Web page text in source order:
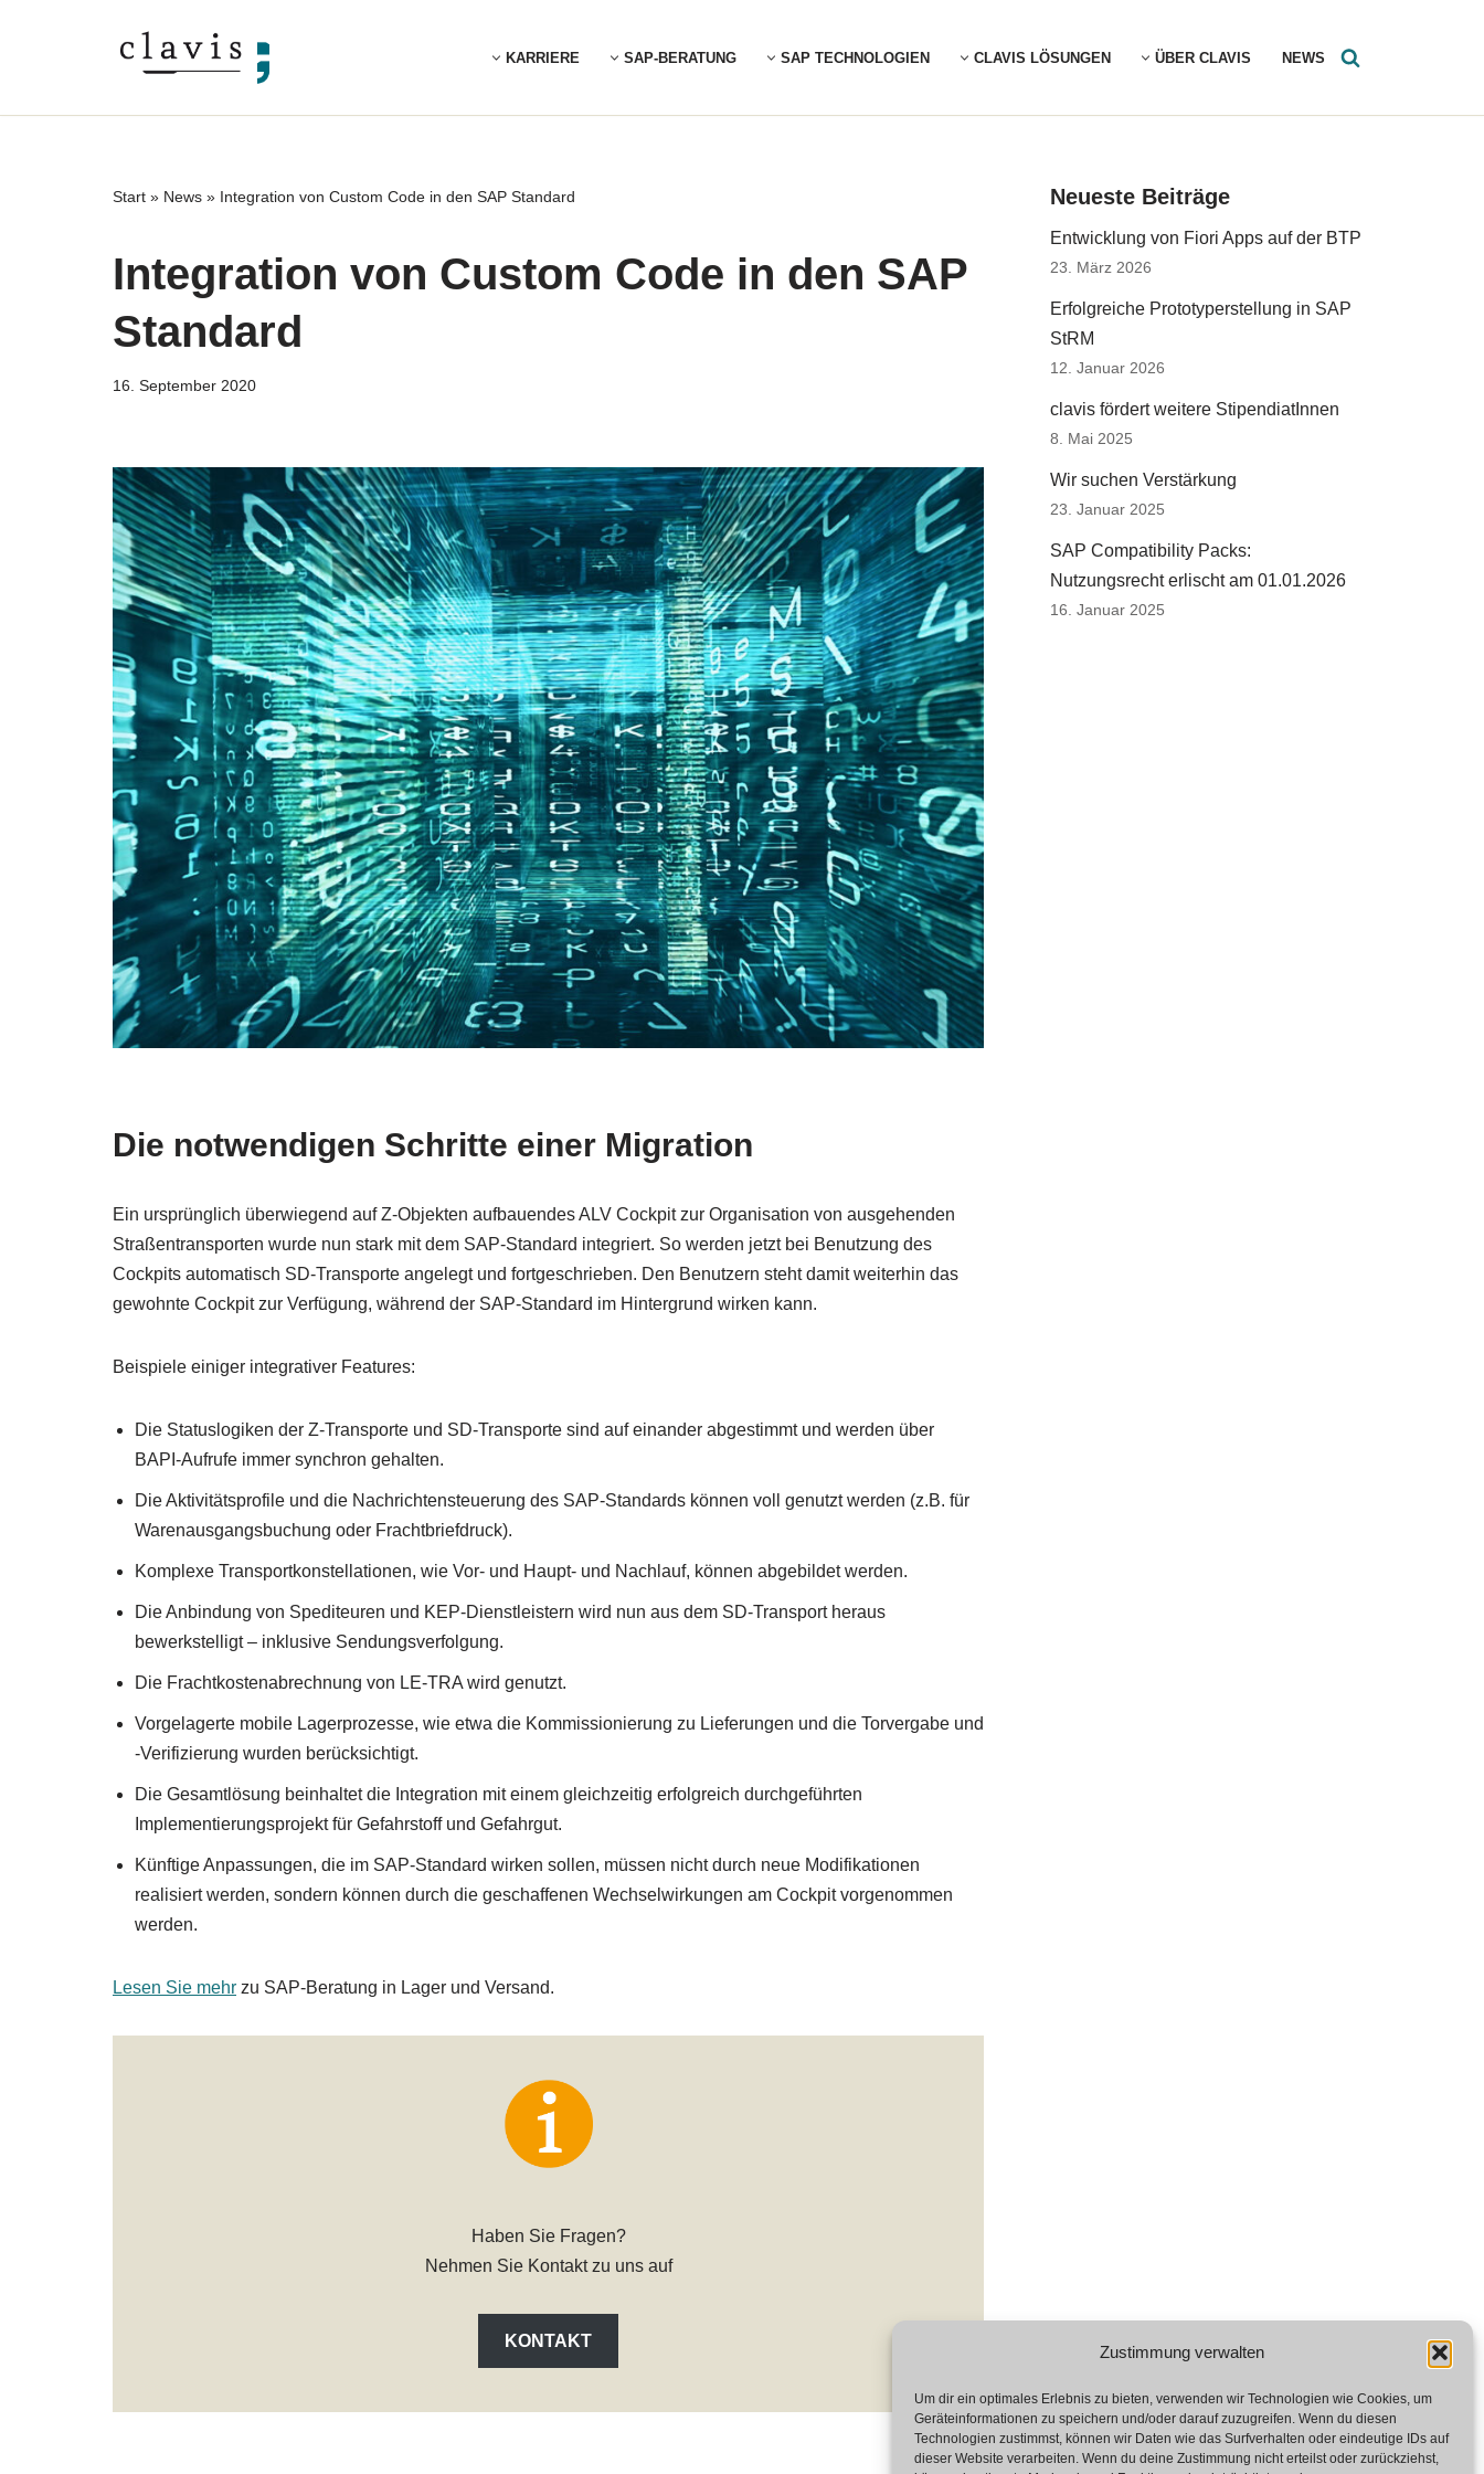
Zustimmung verwalten
Um dir ein optimales Erlebnis zu bieten, verwenden wir Technologien wie Cookies, um
Geräteinformationen zu speichern und/oder darauf zuzugreifen. Wenn du diesen
Technologien zustimmst, können wir Daten wie das Surfverhalten oder eindeutige IDs auf
dieser Website verarbeiten. Wenn du deine Zustimmung nicht erteilst oder zurückziehst,
springen
KARRIERE SAP-BERATUNG SAP TECHNOLOGIEN CLAVIS LÖSUNGEN ÜBER CLAVIS NEWS
Start » News » Integration von Custom Code in den SAP Standard
Integration von Custom Code in den SAP
Standard
16. September 2020
Die notwendigen Schritte einer Migration
Ein ursprünglich überwiegend auf Z-Objekten aufbauendes ALV Cockpit zur Organisation von ausgehenden
Straßentransporten wurde nun stark mit dem SAP-Standard integriert. So werden jetzt bei Benutzung des
Cockpits automatisch SD-Transporte angelegt und fortgeschrieben. Den Benutzern steht damit weiterhin das
gewohnte Cockpit zur Verfügung, während der SAP-Standard im Hintergrund wirken kann.
Beispiele einiger integrativer Features:
Die Statuslogiken der Z-Transporte und SD-Transporte sind auf einander abgestimmt und werden über
BAPI-Aufrufe immer synchron gehalten.
Die Aktivitätsprofile und die Nachrichtensteuerung des SAP-Standards können voll genutzt werden (z.B. für
Warenausgangsbuchung oder Frachtbriefdruck).
Komplexe Transportkonstellationen, wie Vor- und Haupt- und Nachlauf, können abgebildet werden.
Die Anbindung von Spediteuren und KEP-Dienstleistern wird nun aus dem SD-Transport heraus
bewerkstelligt – inklusive Sendungsverfolgung.
Die Frachtkostenabrechnung von LE-TRA wird genutzt.
Vorgelagerte mobile Lagerprozesse, wie etwa die Kommissionierung zu Lieferungen und die Torvergabe und
-Verifizierung wurden berücksichtigt.
Die Gesamtlösung beinhaltet die Integration mit einem gleichzeitig erfolgreich durchgeführten
Implementierungsprojekt für Gefahrstoff und Gefahrgut.
Künftige Anpassungen, die im SAP-Standard wirken sollen, müssen nicht durch neue Modifikationen
realisiert werden, sondern können durch die geschaffenen Wechselwirkungen am Cockpit vorgenommen
werden.
Lesen Sie mehr zu SAP-Beratung in Lager und Versand.
Haben Sie Fragen?
Nehmen Sie Kontakt zu uns auf
KONTAKT
Neueste Beiträge
Entwicklung von Fiori Apps auf der BTP
23. März 2026
Erfolgreiche Prototyperstellung in SAP
StRM
12. Januar 2026
clavis fördert weitere StipendiatInnen
8. Mai 2025
Wir suchen Verstärkung
23. Januar 2025
SAP Compatibility Packs:
Nutzungsrecht erlischt am 01.01.2026
16. Januar 2025